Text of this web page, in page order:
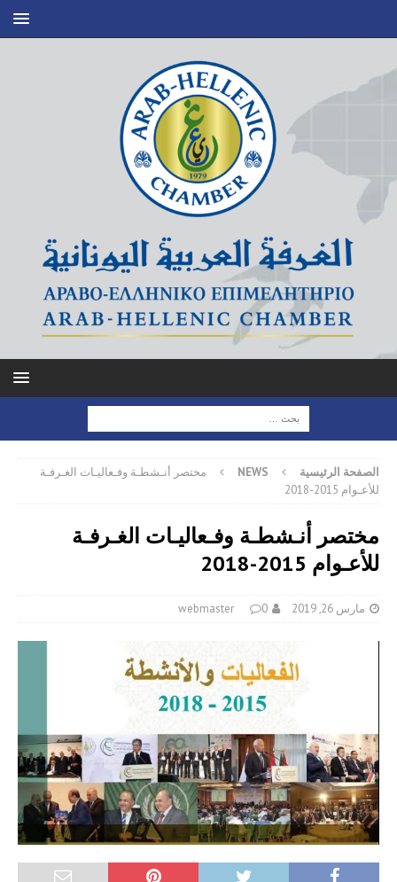
الصفحة الرئيسية NEWS
مختصر أنـشطـة وفـعاليـات الغـرفـة
للأعـوام 2015-2018
مختصر أنـشطـة وفـعاليـات الغـرفـة
للأعـوام 2015-2018
مارس 26, 2019 webmaster 0